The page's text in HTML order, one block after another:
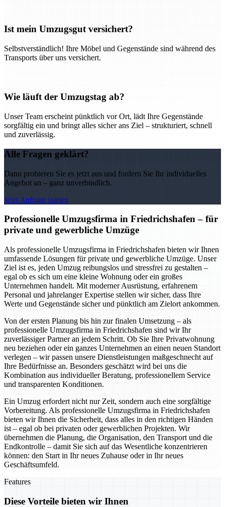
Ist mein Umzugsgut versichert?
Selbstverständlich! Ihre Möbel und Gegenstände sind während des
Transports über uns versichert.
Wie läuft der Umzugstag ab?
Unser Team erscheint pünktlich vor Ort, lädt Ihre Gegenstände
sorgfältig ein und bringt alles sicher ans Ziel – strukturiert, schnell
und zuverlässig.
Alle Fragen geklärt?
Dann probieren Sie es jetzt aus und fordern Sie Ihr individuelles
Angebot an – ganz unverbindlich.
Jetzt Anfrage starten
Professionelle Umzugsfirma in Friedrichshafen – für
private und gewerbliche Umzüge
Als professionelle Umzugsfirma in Friedrichshafen bieten wir Ihnen
umfassende Lösungen für private und gewerbliche Umzüge. Unser
Ziel ist es, jeden Umzug reibungslos und stressfrei zu gestalten –
egal ob es sich um eine kleine Wohnung oder ein großes
Unternehmen handelt. Mit moderner Ausrüstung, erfahrenem
Personal und jahrelanger Expertise stellen wir sicher, dass Ihre
Werte und Gegenstände sicher und pünktlich am Zielort ankommen.
Von der ersten Planung bis hin zur finalen Umsetzung – als
professionelle Umzugsfirma in Friedrichshafen sind wir Ihr
zuverlässiger Partner an jedem Schritt. Ob Sie Ihre Privatwohnung
neu beziehen oder ein ganzes Unternehmen an einen neuen Standort
verlegen – wir passen unsere Dienstleistungen maßgeschnecht auf
Ihre Bedürfnisse an. Besonders geschätzt wird bei uns die
Kombination aus individueller Beratung, professionellem Service
und transparenten Konditionen.
Ein Umzug erfordert nicht nur Zeit, sondern auch eine sorgfältige
Vorbereitung. Als professionelle Umzugsfirma in Friedrichshafen
bieten wir Ihnen die Sicherheit, dass alles in den richtigen Händen
ist – egal ob bei privaten oder gewerblichen Projekten. Wir
übernehmen die Planung, die Organisation, den Transport und die
Endkontrolle – damit Sie sich auf das Wesentliche konzentrieren
können: den Start in Ihr neues Zuhause oder in Ihr neues
Geschäftsumfeld.
Features
Diese Vorteile bieten wir Ihnen